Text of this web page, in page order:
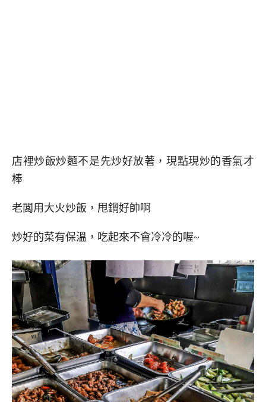
店裡炒飯炒麵不是先炒好放著，現點現炒的香氣才
棒
老闆用大火炒飯，甩鍋好帥啊
炒好的菜有保溫，吃起來不會冷冷的喔~